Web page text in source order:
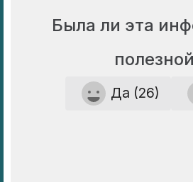
Была ли эта
Да (26)